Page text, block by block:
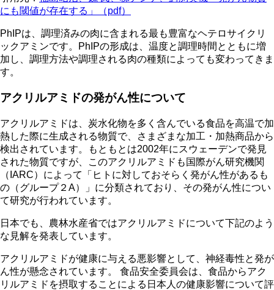
にも閾値が存在する」（pdf）
PhIPは、調理済みの肉に含まれる最も豊富なヘテロサイクリ
ックアミンです。PhIPの形成は、温度と調理時間とともに増
加し、調理方法や調理される肉の種類によっても変わってきま
す。
アクリルアミドの発がん性について
アクリルアミドは、炭水化物を多く含んでいる食品を高温で加
熱した際に生成される物質で、さまざまな加工・加熱商品から
検出されています。もともとは2002年にスウェーデンで発見
された物質ですが、このアクリルアミドも国際がん研究機関
（IARC）によって「ヒトに対しておそらく発がん性があるも
の（グループ２A）」に分類されており、その発がん性につい
て研究が行われています。
日本でも、農林水産省ではアクリルアミドについて下記のよう
な見解を発表しています。
アクリルアミドが健康に与える悪影響として、神経毒性と発が
ん性が懸念されています。 食品安全委員会は、食品からアク
リルアミドを摂取することによる日本人の健康影響について評